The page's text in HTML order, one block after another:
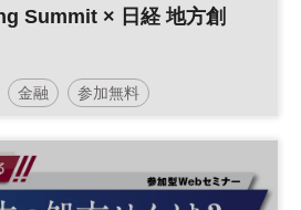
Summit × 日経 地方創
金融 参加無料